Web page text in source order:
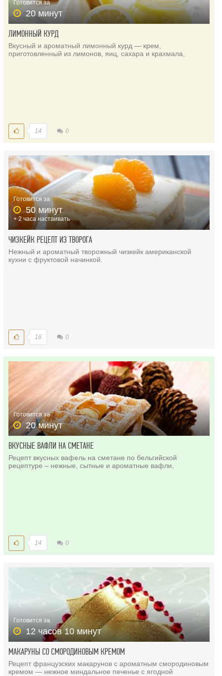
Готовится за
20 минут
ЛИМОННЫЙ КУРД
Вкусный и ароматный лимонный курд — крем,
приготовленный из лимонов, яиц, сахара и крахмала,
14 0
Готовится за
50 минут
+ 2 часа настаивать
ЧИЗКЕЙК РЕЦЕПТ ИЗ ТВОРОГА
Нежный и ароматный творожный чизкейк американской
кухни с фруктовой начинкой.
16 0
Готовится за
20 минут
ВКУСНЫЕ ВАФЛИ НА СМЕТАНЕ
Рецепт вкусных вафель на сметане по бельгийской
рецептуре – нежные, сытные и ароматные вафли,
14 0
Готовится за
12 часов 10 минут
МАКАРУНЫ СО СМОРОДИНОВЫМ КРЕМОМ
Рецепт французских макарунов с ароматным смородиновым
кремом — нежное миндальное печенье с ягодной